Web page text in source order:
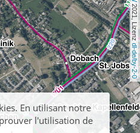
2021, Lizenz
dl-de/by-2-0
En utilisant notre
l'utilisation de